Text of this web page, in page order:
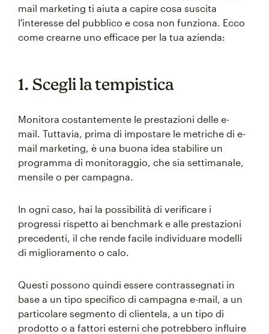
mail marketing ti aiuta a capire cosa suscita
l'interesse del pubblico e cosa non funziona. Ecco
come crearne uno efficace per la tua azienda:
1. Scegli la tempistica
Monitora costantemente le prestazioni delle e-
mail. Tuttavia, prima di impostare le metriche di e-
mail marketing, è una buona idea stabilire un
programma di monitoraggio, che sia settimanale,
mensile o per campagna.
In ogni caso, hai la possibilità di verificare i
progressi rispetto ai benchmark e alle prestazioni
precedenti, il che rende facile individuare modelli
di miglioramento o calo.
Questi possono quindi essere contrassegnati in
base a un tipo specifico di campagna e-mail, a un
particolare segmento di clientela, a un tipo di
prodotto o a fattori esterni che potrebbero influire